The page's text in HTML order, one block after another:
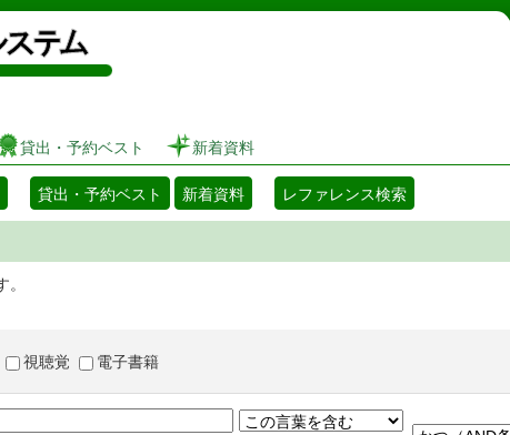
図書館 蔵書検索・予約システム
貸出・予約ベスト 新着資料
貸出・予約ベスト 新着資料 レファレンス検索
視聴覚 電子書籍